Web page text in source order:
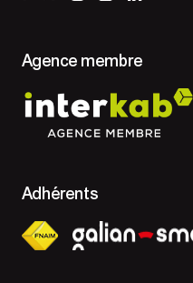
Agence membre
Adhérents